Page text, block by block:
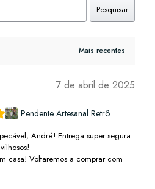
Pesquisar
7 de abril de 2025
Pendente Artesanal Retrô
André! Entrega super segura
casa! Voltaremos a comprar com